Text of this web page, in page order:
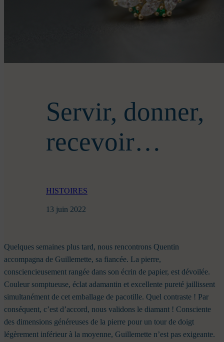
Servir, donner,
recevoir…
HISTOIRES
13 juin 2022
Quelques semaines plus tard, nous rencontrons Quentin
accompagna de Guillemette, sa fiancée. La pierre,
consciencieusement rangée dans son écrin de papier, est dévoilée.
Couleur somptueuse, éclat adamantin et excellente pureté jaillissent
simultanément de cet emballage de pacotille. Quel contraste ! Par
conséquent, c’est d’accord, nous validons le diamant ! Consciente
des dimensions généreuses de la pierre pour un tour de doigt
légèrement inférieur à la moyenne, Guillemette n’est pas exigeante.